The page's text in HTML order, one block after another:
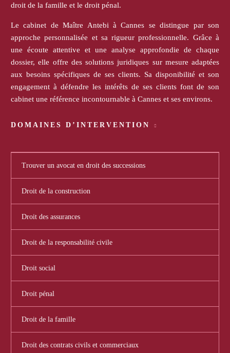
droit de la famille et le droit pénal.
Le cabinet de Maître Antebi à Cannes se distingue par son
approche personnalisée et sa rigueur professionnelle. Grâce à
une écoute attentive et une analyse approfondie de chaque
dossier, elle offre des solutions juridiques sur mesure adaptées
aux besoins spécifiques de ses clients. Sa disponibilité et son
engagement à défendre les intérêts de ses clients font de son
cabinet une référence incontournable à Cannes et ses environs.
DOMAINES D’INTERVENTION
Trouver un avocat en droit des successions
Droit de la construction
Droit des assurances
Droit de la responsabilité civile
Droit social
Droit pénal
Droit de la famille
Droit des contrats civils et commerciaux